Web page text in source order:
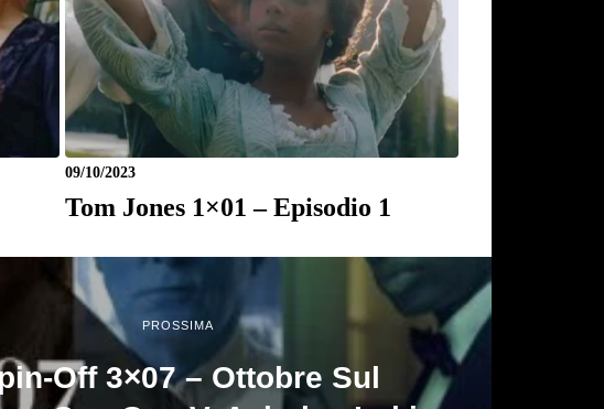
09/10/2023
Tom Jones 1×01 – Episodio 1
PROSSIMA
Off 3×07 – Ottobre Sul